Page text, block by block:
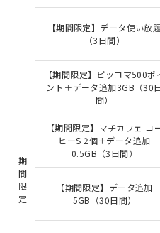
期
間
限
定
【期間限定】データ使い放
（3日間）
【期間限定】ピッコマ500ポ
ント＋データ追加3GB（30
間）
【期間限定】マチカフェ コ
ヒーS 2個＋データ追加
0.5GB（3日間）
【期間限定】データ追加
5GB（30日間）